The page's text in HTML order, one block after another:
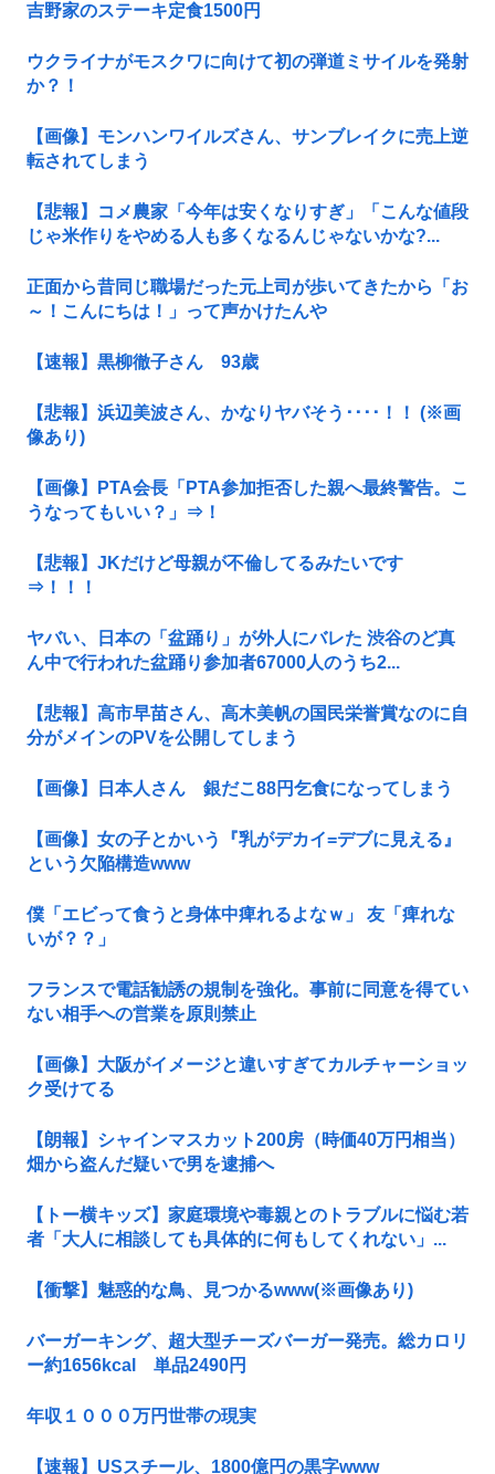
吉野家のステーキ定食1500円
ウクライナがモスクワに向けて初の弾道ミサイルを発射
か？！
【画像】モンハンワイルズさん、サンブレイクに売上逆
転されてしまう
【悲報】コメ農家「今年は安くなりすぎ」「こんな値段
じゃ米作りをやめる人も多くなるんじゃないかな?...
正面から昔同じ職場だった元上司が歩いてきたから「お
～！こんにちは！」って声かけたんや
【速報】黒柳徹子さん 93歳
【悲報】浜辺美波さん、かなりヤバそう････！！ (※画
像あり)
【画像】PTA会長「PTA参加拒否した親へ最終警告。こ
うなってもいい？」⇒！
【悲報】JKだけど母親が不倫してるみたいです
⇒！！！
ヤバい、日本の「盆踊り」が外人にバレた 渋谷のど真
ん中で行われた盆踊り参加者67000人のうち2...
【悲報】高市早苗さん、高木美帆の国民栄誉賞なのに自
分がメインのPVを公開してしまう
【画像】日本人さん 銀だこ88円乞食になってしまう
【画像】女の子とかいう『乳がデカイ=デブに見える』
という欠陥構造www
僕「エビって食うと身体中痺れるよなｗ」 友「痺れな
いが？？」
フランスで電話勧誘の規制を強化。事前に同意を得てい
ない相手への営業を原則禁止
【画像】大阪がイメージと違いすぎてカルチャーショッ
ク受けてる
【朗報】シャインマスカット200房（時価40万円相当）
畑から盗んだ疑いで男を逮捕へ
【トー横キッズ】家庭環境や毒親とのトラブルに悩む若
者「大人に相談しても具体的に何もしてくれない」...
【衝撃】魅惑的な鳥、見つかるwww(※画像あり)
バーガーキング、超大型チーズバーガー発売。総カロリ
ー約1656kcal 単品2490円
年収１０００万円世帯の現実
【速報】USスチール、1800億円の黒字www